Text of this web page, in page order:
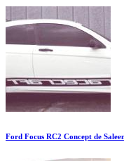
Ford Focus RC2 Concept de